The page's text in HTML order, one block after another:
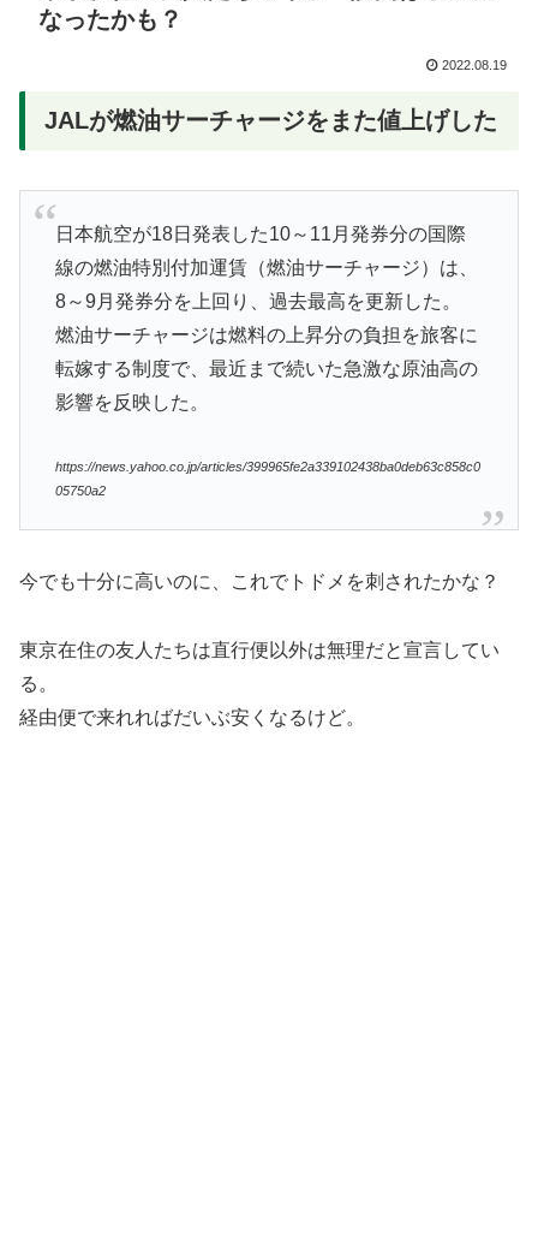
なったかも？
2022.08.19
JALが燃油サーチャージをまた値上げした
日本航空が18日発表した10～11月発券分の国際
線の燃油特別付加運賃（燃油サーチャージ）は、
8～9月発券分を上回り、過去最高を更新した。
燃油サーチャージは燃料の上昇分の負担を旅客に
転嫁する制度で、最近まで続いた急激な原油高の
影響を反映した。
https://news.yahoo.co.jp/articles/399965fe2a339102438ba0deb63c858c0
05750a2
今でも十分に高いのに、これでトドメを刺されたかな？
東京在住の友人たちは直行便以外は無理だと宣言してい
る。
経由便で来れればだいぶ安くなるけど。